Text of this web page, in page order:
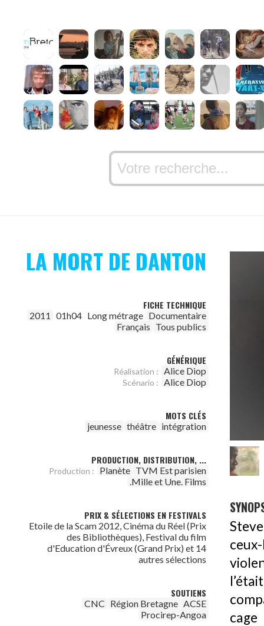
LA MORT DE DANTON
FICHE TECHNIQUE
2011 01h04 Long métrage Documentaire
Français Tous publics
GÉNÉRIQUE
Réalisation : Alice Diop
Scénario : Alice Diop
MOTS CLÉS
jeunesse théâtre intégration
PRODUCTION, DISTRIBUTION, ...
Production : Planète TVM Est parisien
.Mille et Une. Films
PRIX & SÉLECTIONS EN FESTIVALS
Etoile de la Scam 2012, Cinéma du Réel (Prix
des Bibliothèques), Festival du film
d'Education d'Évreux (Grand Prix) et 14
autres sélections
SOUTIENS
CNC Région Bretagne ACSE
Procirep-Angoa